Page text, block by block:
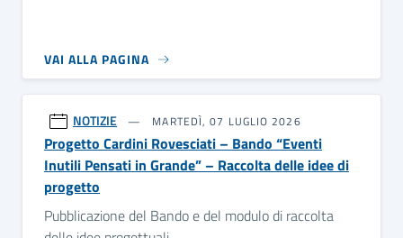
VAI ALLA PAGINA
NOTIZIE MARTEDÌ, 07 LUGLIO 2026
Progetto Cardini Rovesciati – Bando “Eventi
Inutili Pensati in Grande” – Raccolta delle idee di
progetto
Pubblicazione del Bando e del modulo di raccolta